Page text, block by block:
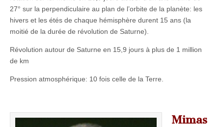
27° sur la perpendiculaire au plan de l’orbite de la planète: les
hivers et les étés de chaque hémisphère durent 15 ans (la
moitié de la durée de révolution de Saturne).
Révolution autour de Saturne en 15,9 jours à plus de 1 million
de km
Pression atmosphérique: 10 fois celle de la Terre.
Mimas